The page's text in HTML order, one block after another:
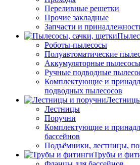
Переливные решетки
Прочие закладные
Запчасти и
Роботы-пылесосы
Полуавтоматические
Аккумуляторные пылесосы
Ручные подводные
Комплектующие и
подводных пылесосов
Лестницы
Поручни
Комплектующие и
бассейнов
Подъёмники, лестницы,
Трубы и